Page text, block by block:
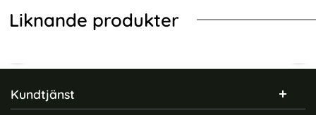
Liknande produkter
Sidfot Blandad info och länkar
Kundtjänst